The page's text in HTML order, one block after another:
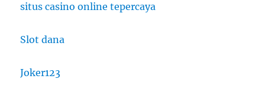
situs casino online tepercaya
Slot dana
Joker123